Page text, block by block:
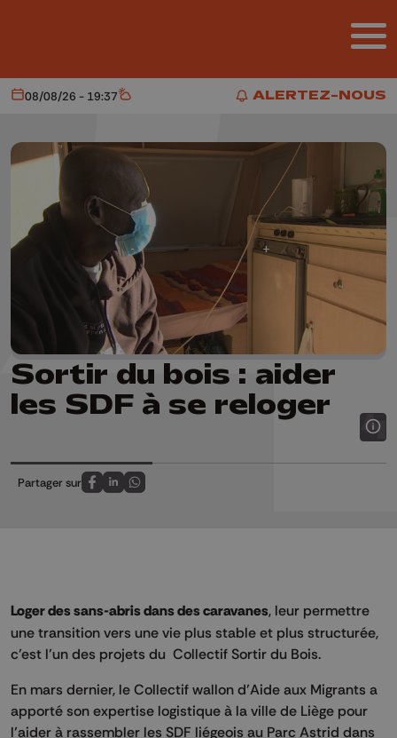
ALERTEZ-NOUS
ALERTEZ-NOUS
Aujourd'hui
08/08/26 - 19:37 Météo
Sortir du bois : aider
les SDF à se reloger
Partager sur
Partagez sur FaceBook
Partagez sur LinkedIn
Partagez sur Whatsapp
Loger des sans-abris dans des caravanes, leur permettre
une transition vers une vie plus stable et plus structurée,
c’est l’un des projets du Collectif Sortir du Bois.
En mars dernier, le Collectif wallon d’Aide aux Migrants a
apporté son expertise logistique à la ville de Liège pour
l’aider à rassembler les SDF liégeois au Parc Astrid dans